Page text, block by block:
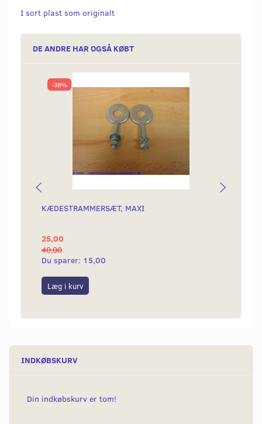
I sort plast som originalt
DE ANDRE HAR OGSÅ KØBT
-38%
KÆDESTRAMMERSÆT, MAXI
25,00
40,00
Du sparer: 15,00
Læg i kurv
INDKØBSKURV
Din indkøbskurv er tom!